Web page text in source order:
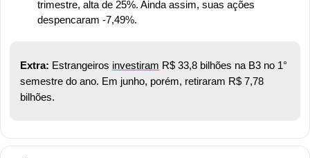
trimestre, alta de 25%. Ainda assim, suas ações
despencaram -7,49%.
Extra: Estrangeiros investiram R$ 33,8 bilhões na B3 no 1°
semestre do ano. Em junho, porém, retiraram R$ 7,78
bilhões.